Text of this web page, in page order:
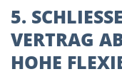
5.
ERTRAG AB,
OHE